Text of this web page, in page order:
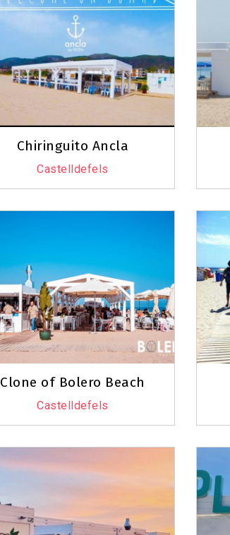
Chiringuito Ancla
Castelldefels
Clone of Bolero Beach
Castelldefels